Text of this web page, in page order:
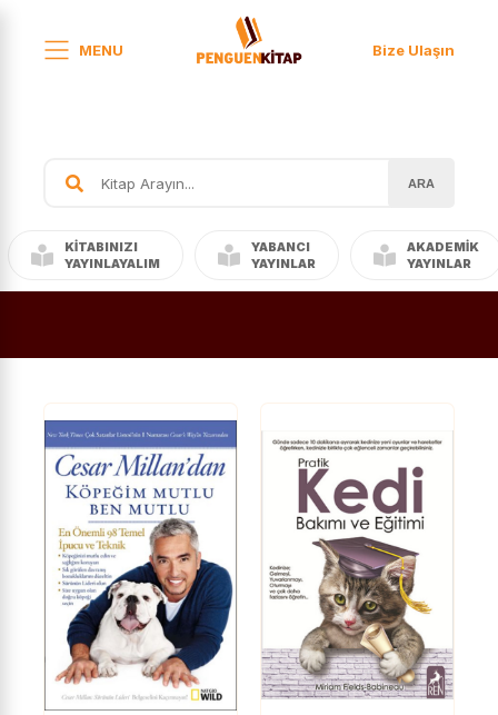
MENU Bize Ulaşın
ARA
KITABINIZI
YAYINLAYALIM
YABANCI
YAYINLAR
AKADEMIK
YAYINLAR